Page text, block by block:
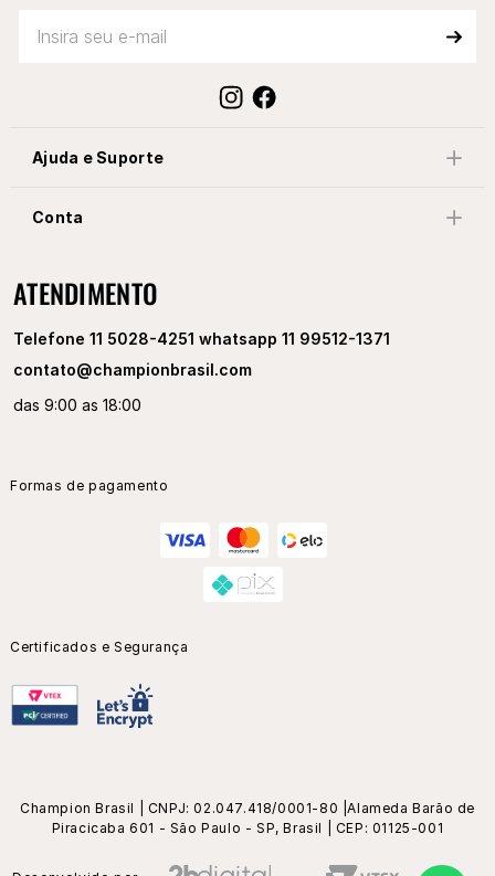
Ajuda e Suporte
Conta
ATENDIMENTO
Telefone 11 5028-4251 whatsapp 11 99512-1371
contato@championbrasil.com
das 9:00 as 18:00
Formas de pagamento
Certificados e Segurança
Champion Brasil | CNPJ: 02.047.418/0001-80 |Alameda Barão de
Piracicaba 601 - São Paulo - SP, Brasil | CEP: 01125-001